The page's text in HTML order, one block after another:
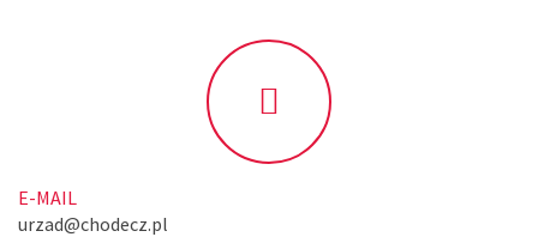
E-MAIL
urzad@chodecz.pl